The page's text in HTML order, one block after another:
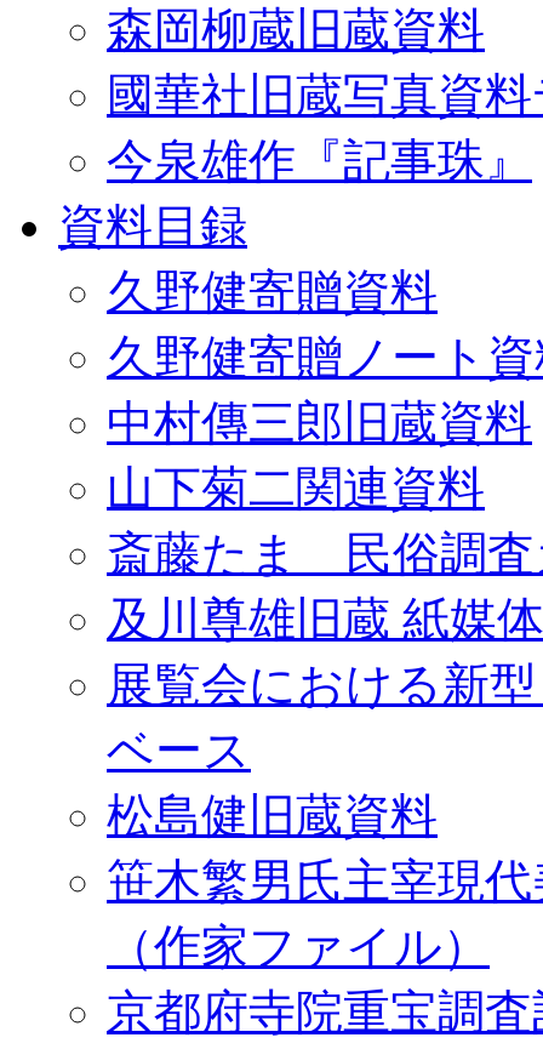
森岡柳蔵旧蔵資料
國華社旧蔵写真資
今泉雄作『記事珠』
資料目録
久野健寄贈資料
久野健寄贈ノート
中村傳三郎旧蔵資料
山下菊二関連資料
斎藤たま 民俗調査
及川尊雄旧蔵 紙媒
展覧会における新
ベース
松島健旧蔵資料
笹木繁男氏主宰現
（作家ファイル）
京都府寺院重宝調